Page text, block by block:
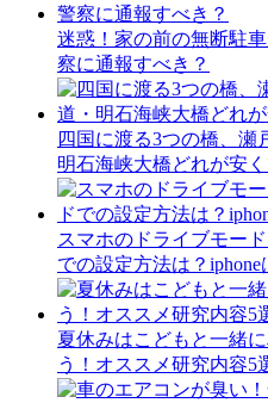
迷惑！家の前の無断駐
察に通報すべき？
四国に渡る3つの橋、瀬
明石海峡大橋どれが安
スマホのドライブモー
での設定方法は？iphone
夏休みはこどもと一緒
う！オススメ研究内容5